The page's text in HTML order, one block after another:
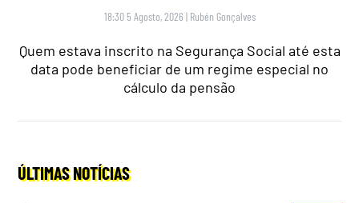
18:30 5 Agosto, 2026 | Rubén Gonçalves
Quem estava inscrito na Segurança Social até esta
data pode beneficiar de um regime especial no
cálculo da pensão
ÚLTIMAS NOTÍCIAS